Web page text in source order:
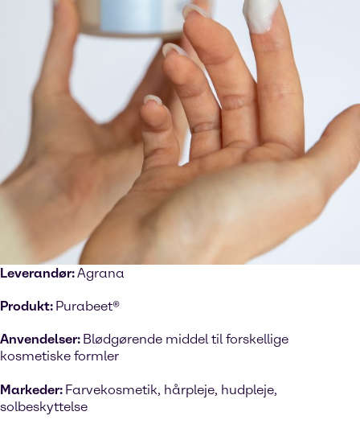
Leverandør:Agrana
Produkt: Purabeet®
Anvendelser: Blødgørende middel til forskellige
kosmetiske formler
Markeder: Farvekosmetik, hårpleje, hudpleje,
solbeskyttelse